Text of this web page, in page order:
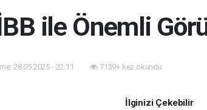
ile Önemli
28.05.2025 - 22:11 7139+ kez okundu.
İlginizi Çekebilir